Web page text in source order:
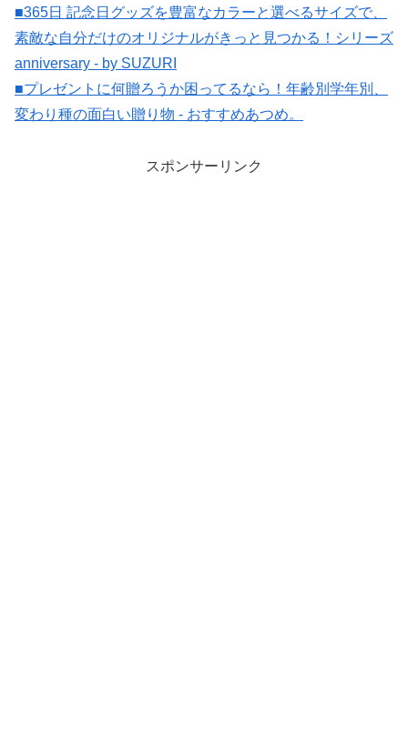
■365日 記念日グッズを豊富なカラーと選べるサイズで、
素敵な自分だけのオリジナルがきっと見つかる！シリーズ
anniversary - by SUZURI
■プレゼントに何贈ろうか困ってるなら！年齢別学年別、
変わり種の面白い贈り物 - おすすめあつめ。
スポンサーリンク